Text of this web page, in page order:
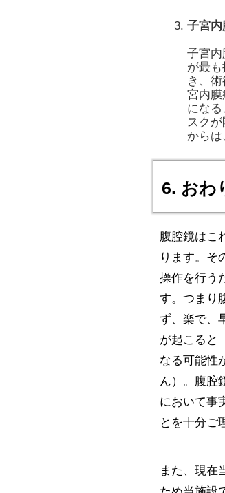
子宮内
子宮
が最
き、
宮内
にな
スク
からは
6. おわ
腹腔鏡はこ
ります。そ
操作を行う
す。つまり
ず、楽で、
が起こると
なる可能性
ん）。腹腔
において事
とを十分ご
また、現在